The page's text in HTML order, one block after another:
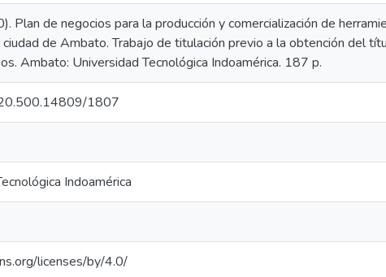
Plan de negocios para la producción y comercialización de
de Ambato. Trabajo de titulación previo a la obtención del
Ambato: Universidad Tecnológica Indoamérica. 187 p.
1807
Indoamérica
licenses/by/4.0/